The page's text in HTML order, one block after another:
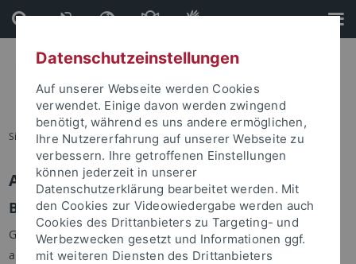
Direkt
zum
Inhalt
Direkt
zur
Fußleiste
Sie sind hier: Startseite
Anmelden
Benutzeranmeldung
Geben Sie Ihren Benutzernamen und Ihr Passwort an um sich
anzumelden:
Datenschutzeinstellungen
Auf unserer Webseite werden Cookies
verwendet. Einige davon werden zwingend
benötigt, während es uns andere ermöglichen,
Ihre Nutzererfahrung auf unserer Webseite zu
verbessern. Ihre getroffenen Einstellungen
können jederzeit in unserer
Datenschutzerklärung bearbeitet werden. Mit
den Cookies zur Videowiedergabe werden auch
Cookies des Drittanbieters zu Targeting- und
Werbezwecken gesetzt und Informationen ggf.
mit weiteren Diensten des Drittanbieters